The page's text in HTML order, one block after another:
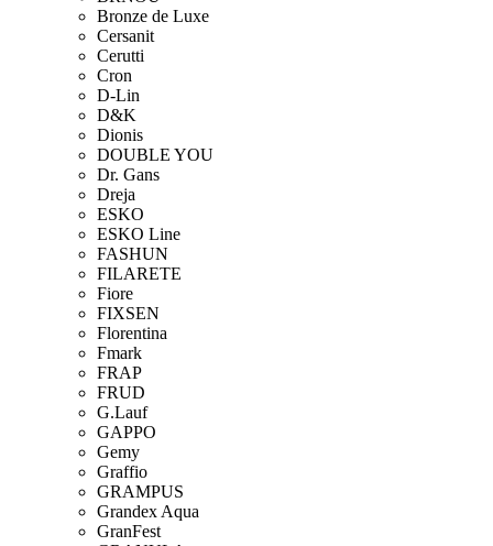
Bronze de Luxe
Cersanit
Cerutti
Cron
D-Lin
D&K
Dionis
DOUBLE YOU
Dr. Gans
Dreja
ESKO
ESKO Line
FASHUN
FILARETE
Fiore
FIXSEN
Florentina
Fmark
FRAP
FRUD
G.Lauf
GAPPO
Gemy
Graffio
GRAMPUS
Grandex Aqua
GranFest